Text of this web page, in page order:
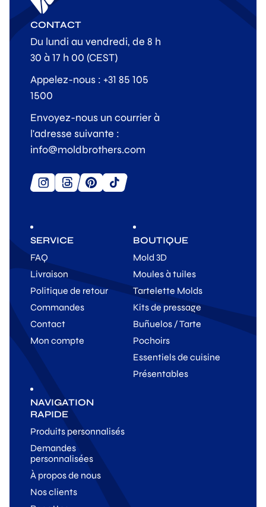
SERVICE
FAQ
Livraison
Politique de retour
Commandes
Contact
Mon compte
BOUTIQUE
Mold 3D
Moules à tuiles
Tartelette Molds
Kits de pressage
Buñuelos / Tarte
Pochoirs
Essentiels de cuisine
Présentables
NAVIGATION
RAPIDE
Produits personnalisés
Demandes
personnalisées
À propos de nous
Nos clients
CONTACT
Du lundi au vendredi, de 8 h
30 à 17 h 00 (CEST)
Appelez-nous : +31 85 105
1500
Envoyez-nous un courrier à
l'adresse suivante :
info@moldbrothers.com